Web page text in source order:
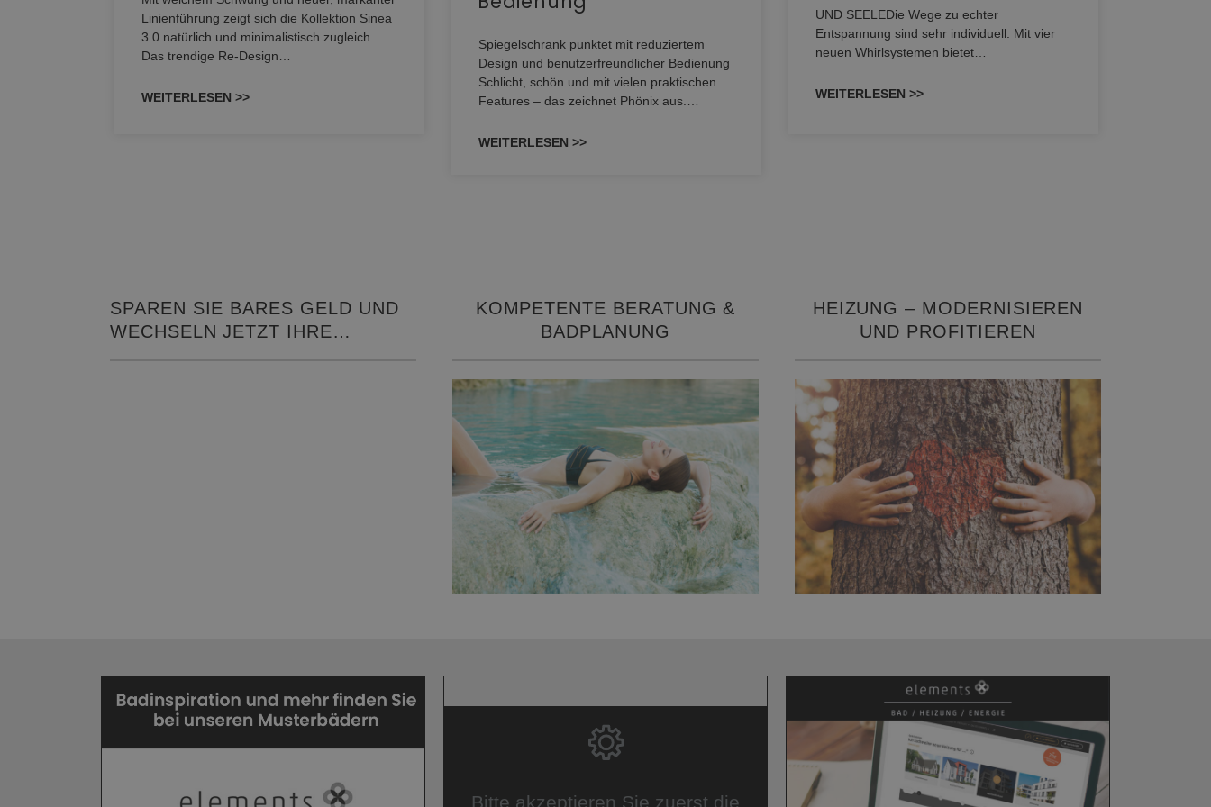
Linienführung zeigt sich die Kollektion Sinea
3.0 natürlich und minimalistisch zugleich.
Das trendige Re-Design…
WEITERLESEN >>
Spiegelschrank punktet mit reduziertem
Design und benutzerfreundlicher Bedienung
Schlicht, schön und mit vielen praktischen
Features – das zeichnet Phönix aus.…
WEITERLESEN >>
UND SEELEDie Wege zu echter
Entspannung sind sehr individuell. Mit vier
neuen Whirlsystemen bietet…
WEITERLESEN >>
SPAREN SIE BARES GELD UND
WECHSELN JETZT IHRE
KOMPETENTE BERATUNG &
BADPLANUNG
HEIZUNG – MODERNISIEREN
UND PROFITIEREN
Bitte akzeptieren Sie zuerst die